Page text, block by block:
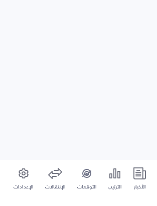
الأخبار الترتيب التوقعات الإنتقالات الإعدادات